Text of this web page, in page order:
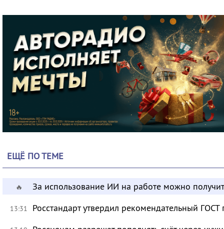
ЕЩЁ ПО ТЕМЕ
🔥 За использование ИИ на работе можно
13:31 Росстандарт утвердил рекомендательный